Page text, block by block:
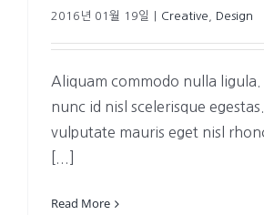
2016년 01월 19일 Creative Design
Aliquam commodo nulla
nunc id nisl scelerisque
vulputate mauris eget nisl
Read More